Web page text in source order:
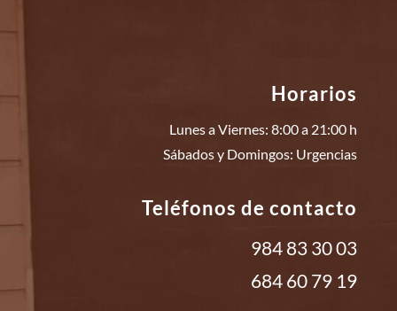
Horarios
Lunes a Viernes: 8:00 a 21:00 h
Sábados y Domingos: Urgencias
Teléfonos de contacto
984 83 30 03
684 60 79 19